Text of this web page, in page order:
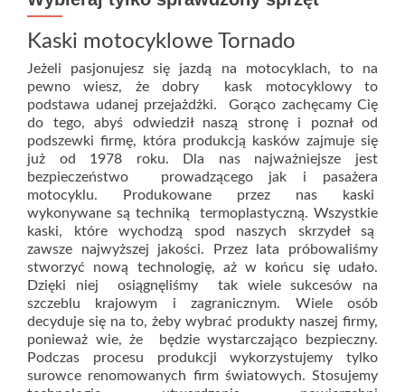
Kaski motocyklowe Tornado
Jeżeli pasjonujesz się jazdą na motocyklach, to na
pewno wiesz, że dobry kask motocyklowy to
podstawa udanej przejażdżki. Gorąco zachęcamy Cię
do tego, abyś odwiedził naszą stronę i poznał od
podszewki firmę, która produkcją kasków zajmuje się
już od 1978 roku. Dla nas najważniejsze jest
bezpieczeństwo prowadzącego jak i pasażera
motocyklu. Produkowane przez nas kaski
wykonywane są techniką termoplastyczną. Wszystkie
kaski, które wychodzą spod naszych skrzydeł są
zawsze najwyższej jakości. Przez lata próbowaliśmy
stworzyć nową technologię, aż w końcu się udało.
Dzięki niej osiągnęliśmy tak wiele sukcesów na
szczeblu krajowym i zagranicznym. Wiele osób
decyduje się na to, żeby wybrać produkty naszej firmy,
ponieważ wie, że będzie wystarczająco bezpieczny.
Podczas procesu produkcji wykorzystujemy tylko
surowce renomowanych firm światowych. Stosujemy